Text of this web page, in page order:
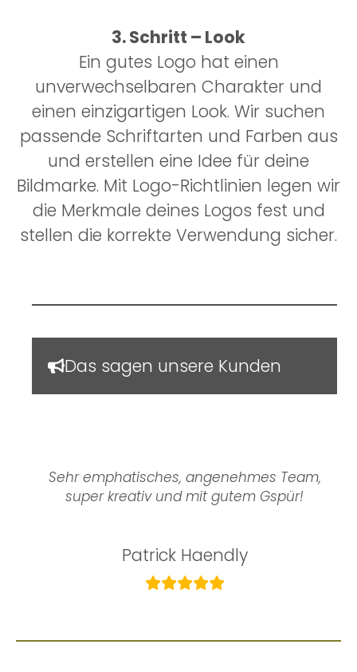
3. Schritt – Look
Ein gutes Logo hat einen
unverwechselbaren Charakter und
einen einzigartigen Look. Wir suchen
passende Schriftarten und Farben aus
und erstellen eine Idee für deine
Bildmarke. Mit Logo-Richtlinien legen wir
die Merkmale deines Logos fest und
stellen die korrekte Verwendung sicher.
Das sagen unsere Kunden
Sehr emphatisches, angenehmes Team,
super kreativ und mit gutem Gspür!
Patrick Haendly